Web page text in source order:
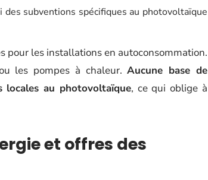
subventions spécifiques au photovoltaïque
pour les installations en autoconsommation.
les pompes à chaleur.Aucune base de
locales au photovoltaïque, ce qui oblige à
et offres des